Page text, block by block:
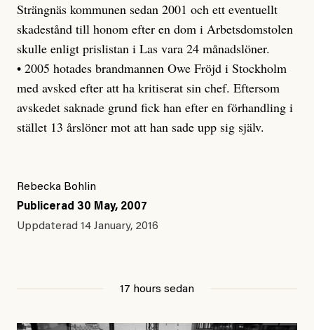
Strängnäs kommunen sedan 2001 och ett eventuellt
skadestånd till honom efter en dom i Arbetsdomstolen
skulle enligt prislistan i Las vara 24 månadslöner.
• 2005 hotades brandmannen Owe Fröjd i Stockholm
med avsked efter att ha kritiserat sin chef. Eftersom
avskedet saknade grund fick han efter en förhandling i
stället 13 årslöner mot att han sade upp sig själv.
Rebecka Bohlin
Publicerad 30 May, 2007
Uppdaterad 14 January, 2016
17 hours sedan